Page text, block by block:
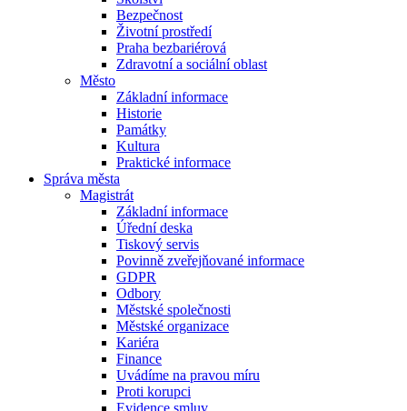
Bezpečnost
Životní prostředí
Praha bezbariérová
Zdravotní a sociální oblast
Město
Základní informace
Historie
Památky
Kultura
Praktické informace
Správa města
Magistrát
Základní informace
Úřední deska
Tiskový servis
Povinně zveřejňované informace
GDPR
Odbory
Městské společnosti
Městské organizace
Kariéra
Finance
Uvádíme na pravou míru
Proti korupci
Evidence smluv